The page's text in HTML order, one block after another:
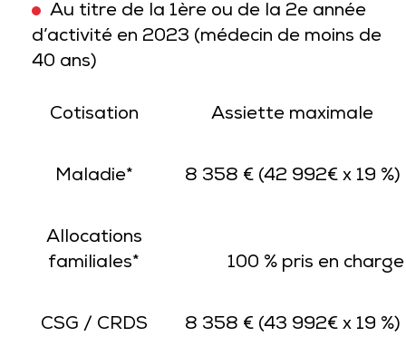
Au titre de la 1ère ou de la 2e année
d’activité en 2023 (médecin de moins de
40 ans)
Cotisation Assiette maximale
Maladie* 8 358 € (42 992€ x 19 %)
Allocations
familiales*
100 % pris en
CSG / CRDS 8 358 € (43 992€ x 19 %)